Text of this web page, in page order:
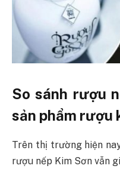
So sánh rượu
sản phẩm rượu
Trên thị trường hiện
rượu nếp Kim Sơn vẫn